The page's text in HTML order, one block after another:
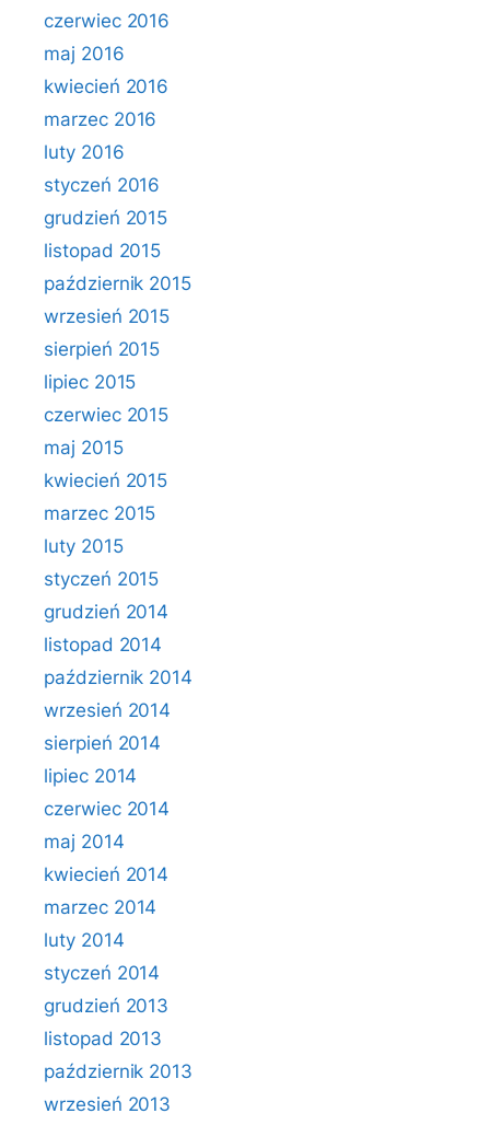
czerwiec 2016
maj 2016
kwiecień 2016
marzec 2016
luty 2016
styczeń 2016
grudzień 2015
listopad 2015
październik 2015
wrzesień 2015
sierpień 2015
lipiec 2015
czerwiec 2015
maj 2015
kwiecień 2015
marzec 2015
luty 2015
styczeń 2015
grudzień 2014
listopad 2014
październik 2014
wrzesień 2014
sierpień 2014
lipiec 2014
czerwiec 2014
maj 2014
kwiecień 2014
marzec 2014
luty 2014
styczeń 2014
grudzień 2013
listopad 2013
październik 2013
wrzesień 2013